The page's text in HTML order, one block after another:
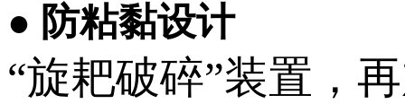
● 防粘黏设计
“旋耙破碎”装置，